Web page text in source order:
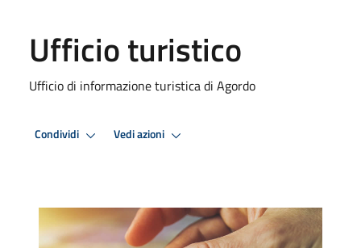
Ufficio turistico
Ufficio di informazione turistica di Agordo
Condividi Vedi azioni